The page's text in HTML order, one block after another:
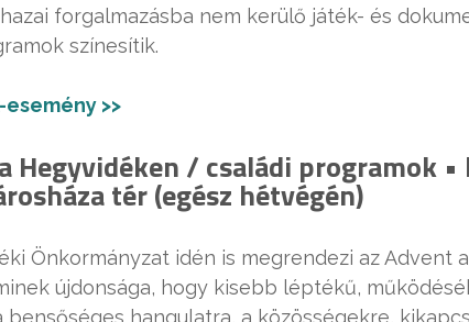
forgalmazásba nem kerülő játék- és
színesítik.
>>
Hegyvidéken / családi programok
tér (egész hétvégén)
Önkormányzat idén is megrendezi az Advent
újdonsága, hogy kisebb léptékű,
hangulatra, a közösségekre,